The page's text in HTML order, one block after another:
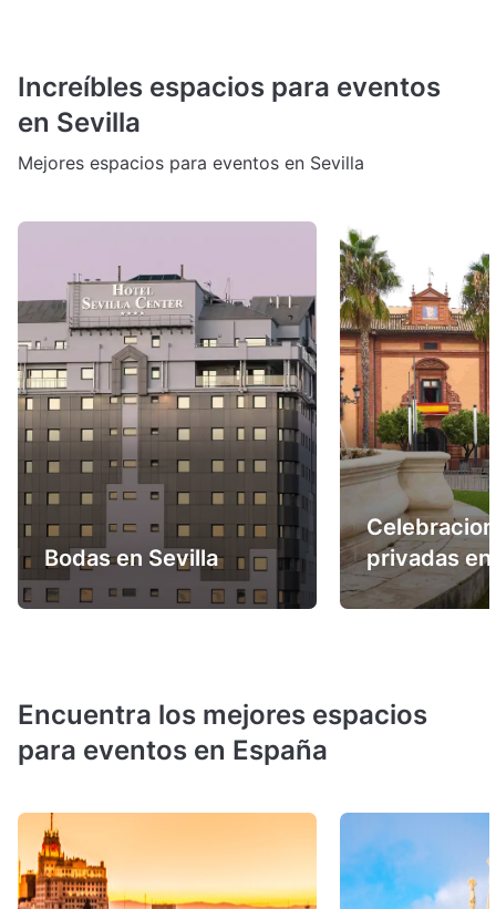
Increíbles espacios para eventos
en Sevilla
Mejores espacios para eventos en Sevilla
Bodas en Sevilla
privadas
Encuentra los mejores espacios
para eventos en España